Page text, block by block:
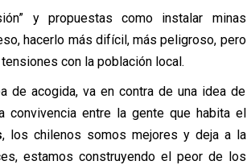
y propuestas como instalar minas
hacerlo más difícil, más peligroso, pero
con la población local.
de acogida, va en contra de una idea de
convivencia entre la gente que habita el
, los chilenos somos mejores y deja a la
estamos construyendo el peor de los